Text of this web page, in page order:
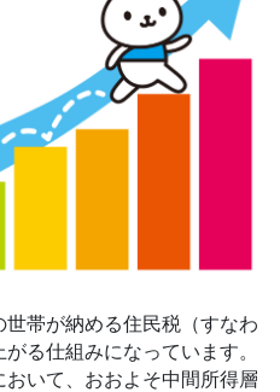
帯が納める住民税（すなわ
る仕組みになっています。
いて、おおよそ中間所得層